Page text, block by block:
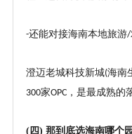
-还能对接海南本地旅游/
澄迈老城科技新城(海南
300家OPC，是最成熟的
(四) 那到底选海南哪个